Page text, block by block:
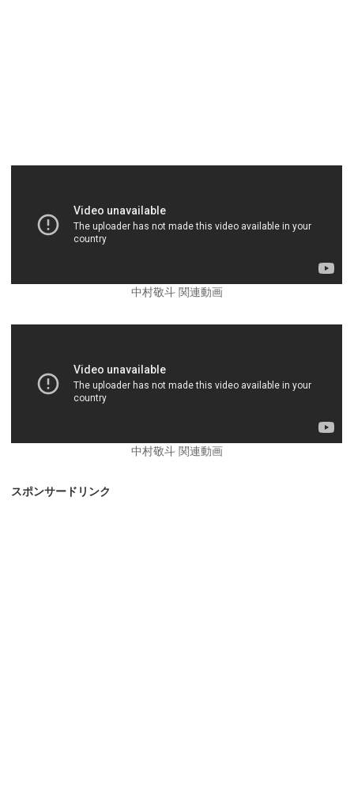
中村敬斗 関連動画
中村敬斗 関連動画
スポンサードリンク